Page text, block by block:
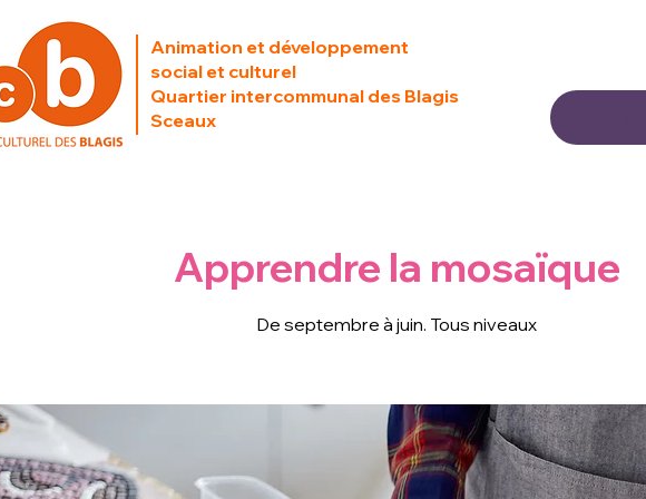
Animation et développement
social et culturel
Quartier intercommunal des Blagis
Sceaux
Apprendre la mosaïque
De septembre à juin. Tous niveaux